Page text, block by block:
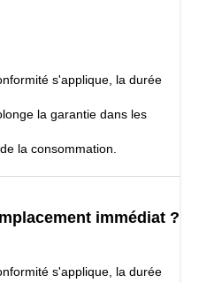
s'applique, la durée
la garantie dans les
la consommation.
immédiat ?
s'applique, la durée